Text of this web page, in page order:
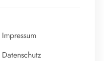
Impressum
Datenschutz